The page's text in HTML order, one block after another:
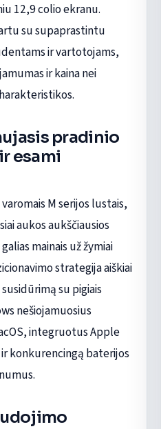
12,9 colio ekranu.
su supaprastintu
ir vartotojams,
ir kaina nei
pradinio
esami
M serijos lustais,
aukos aukščiausios
mainais už žymiai
strategija aiškiai
su pigiais
nešiojamuosius
integruotus Apple
konkurencingą baterijos